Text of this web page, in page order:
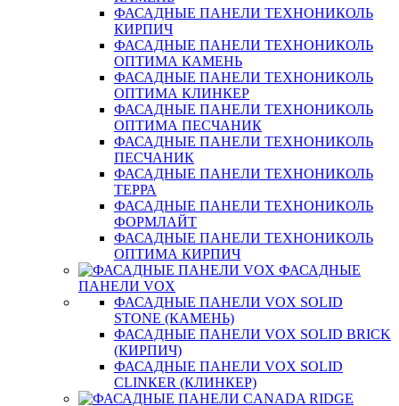
ФАСАДНЫЕ ПАНЕЛИ ТЕХНОНИКОЛЬ
КИРПИЧ
ФАСАДНЫЕ ПАНЕЛИ ТЕХНОНИКОЛЬ
ОПТИМА КАМЕНЬ
ФАСАДНЫЕ ПАНЕЛИ ТЕХНОНИКОЛЬ
ОПТИМА КЛИНКЕР
ФАСАДНЫЕ ПАНЕЛИ ТЕХНОНИКОЛЬ
ОПТИМА ПЕСЧАНИК
ФАСАДНЫЕ ПАНЕЛИ ТЕХНОНИКОЛЬ
ПЕСЧАНИК
ФАСАДНЫЕ ПАНЕЛИ ТЕХНОНИКОЛЬ
ТЕРРА
ФАСАДНЫЕ ПАНЕЛИ ТЕХНОНИКОЛЬ
ФОРМЛАЙТ
ФАСАДНЫЕ ПАНЕЛИ ТЕХНОНИКОЛЬ
ОПТИМА КИРПИЧ
ФАСАДНЫЕ
ПАНЕЛИ VOX
ФАСАДНЫЕ ПАНЕЛИ VOX SOLID
STONE (КАМЕНЬ)
ФАСАДНЫЕ ПАНЕЛИ VOX SOLID BRICK
(КИРПИЧ)
ФАСАДНЫЕ ПАНЕЛИ VOX SOLID
CLINКER (КЛИНКЕР)